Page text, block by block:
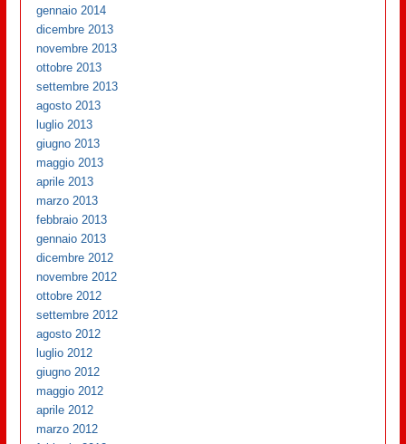
gennaio 2014
dicembre 2013
novembre 2013
ottobre 2013
settembre 2013
agosto 2013
luglio 2013
giugno 2013
maggio 2013
aprile 2013
marzo 2013
febbraio 2013
gennaio 2013
dicembre 2012
novembre 2012
ottobre 2012
settembre 2012
agosto 2012
luglio 2012
giugno 2012
maggio 2012
aprile 2012
marzo 2012